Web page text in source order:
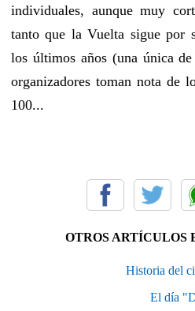
individuales, aunque muy
tanto que la Vuelta sigue por
los últimos años (una única
organizadores toman nota de
100...
OTROS ARTÍCULOS
Historia del
El día